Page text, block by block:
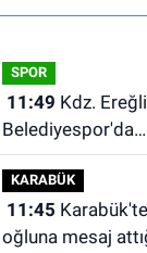
SPOR
11:49
Belediyespor'da
kulübün başına
geçecek?
KARABÜK
11:45
oğluna mesaj